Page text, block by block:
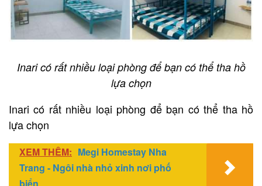
Inari có rất nhiều loại phòng để bạn có thể tha hồ
lựa chọn
Inari có rất nhiều loại phòng để bạn có thể tha hồ
lựa chọn
XEM THÊM: Megi Homestay Nha
Trang - Ngôi nhà nhỏ xinh nơi phố